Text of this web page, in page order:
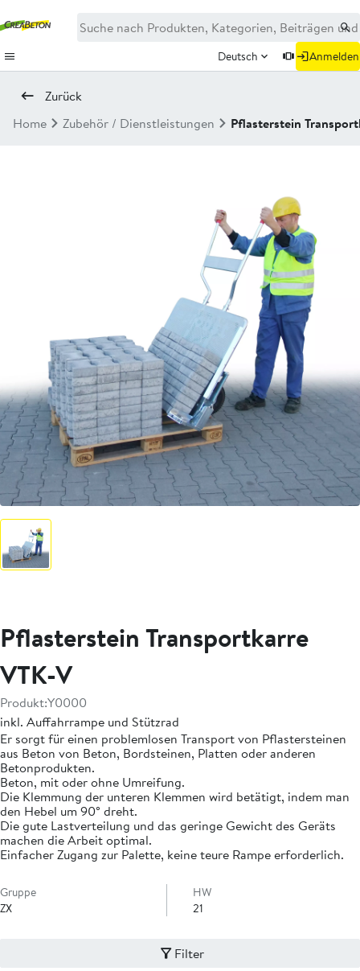
Deutsch Anmelden
Zurück
Home
Zubehör / Dienstleistungen Pflasterstein
Pflasterstein Transportkarre
VTK-V
Produkt:Y0000
inkl. Auffahrrampe und Stützrad
Er sorgt für einen problemlosen Transport von Pflastersteinen
aus Beton von Beton, Bordsteinen, Platten oder anderen
Betonprodukten.
Beton, mit oder ohne Umreifung.
Die Klemmung der unteren Klemmen wird betätigt, indem man
den Hebel um 90° dreht.
Die gute Lastverteilung und das geringe Gewicht des Geräts
machen die Arbeit optimal.
Einfacher Zugang zur Palette, keine teure Rampe erforderlich.
Gruppe
ZX
HW
21
Filter